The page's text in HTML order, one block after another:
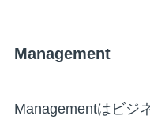
Management
Managementはビジ